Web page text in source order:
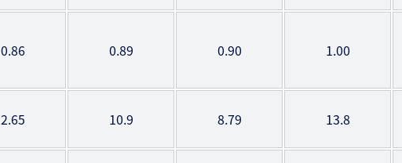
0.86 0.89 0.90 1.00
2.65 10.9 8.79 13.8